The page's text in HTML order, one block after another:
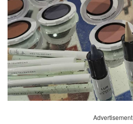
Advertisement